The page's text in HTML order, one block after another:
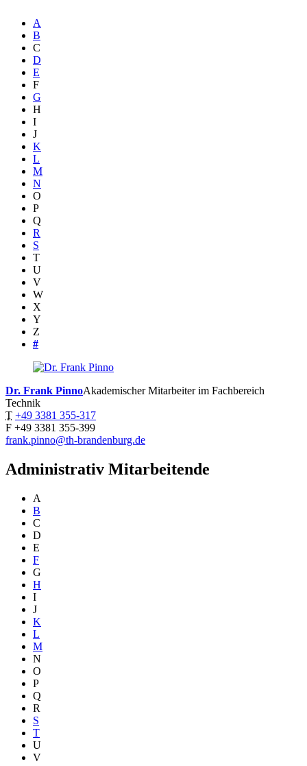
A
B
C
D
E
F
G
H
I
J
K
L
M
N
O
P
Q
R
S
T
U
V
W
X
Y
Z
#
Dr. Frank PinnoAkademischer Mitarbeiter im Fachbereich
Technik
T +49 3381 355-317
F +49 3381 355-399
frank.pinno@th-brandenburg.de
Administrativ Mitarbeitende
A
B
C
D
E
F
G
H
I
J
K
L
M
N
O
P
Q
R
S
T
U
V